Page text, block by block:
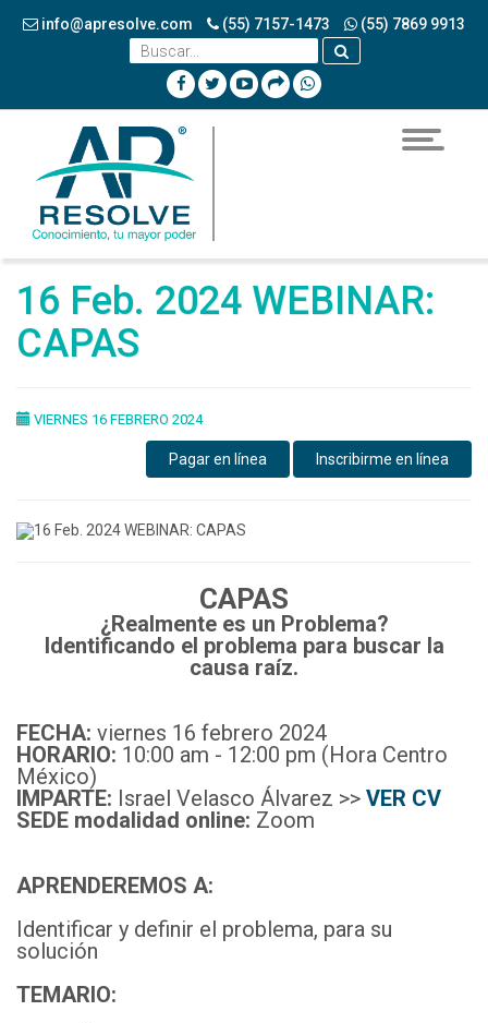
info@apresolve.com (55) 7157-1473 (55) 7869 9913
Toggle
16 Feb. 2024 WEBINAR:
CAPAS
VIERNES 16 FEBRERO 2024
Pagar en línea Inscribirme en línea
CAPAS
¿Realmente es un Problema?
Identificando el problema para buscar la
causa raíz.
FECHA: viernes 16 febrero 2024
HORARIO: 10:00 am - 12:00 pm (Hora Centro
México)
IMPARTE: Israel Velasco Álvarez >> VER CV
SEDE modalidad online: Zoom
APRENDEREMOS A:
Identificar y definir el problema, para su
solución
TEMARIO: